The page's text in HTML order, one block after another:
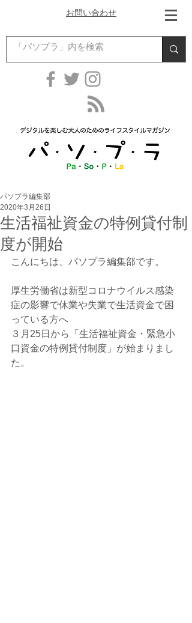
お問い合わせ
生活福祉資金の特例貸付制
度が開始
パソプラ編集部
2020年3月26日
こんにちは、パソプラ編集部です。
厚生労働省は新型コロナウイルス感染
症の影響で休業や失業で生活資金で困
っている方へ
３月25日から「生活福祉資金・緊急小
口資金の特例貸付制度」が始まりまし
た。